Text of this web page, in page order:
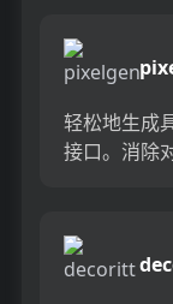
轻松地生成
接口。消除